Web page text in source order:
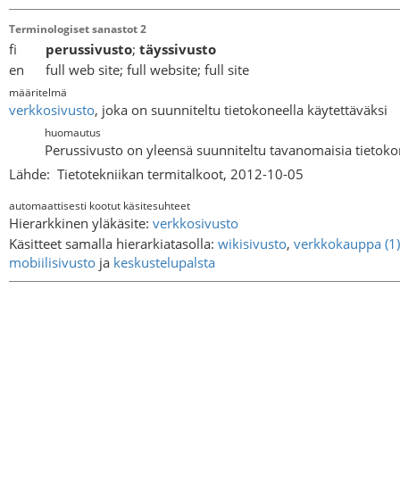
Terminologiset sanastot 2
fi perussivusto; täyssivusto
en full web site; full website; full site
määritelmä
verkkosivusto, joka on suunniteltu tietokoneella käytettäväksi
huomautus
Perussivusto on yleensä suunniteltu tavanomaisia
Lähde: Tietotekniikan termitalkoot, 2012-10-05
automaattisesti kootut käsitesuhteet
Hierarkkinen yläkäsite: verkkosivusto
Käsitteet samalla hierarkiatasolla: wikisivusto, verkkokauppa (1)
mobiilisivusto ja keskustelupalsta